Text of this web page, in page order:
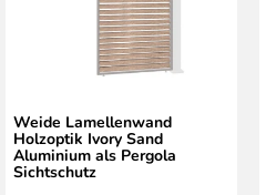
Weide Lamellenwand
Holzoptik Ivory Sand
Aluminium als Pergola
Sichtschutz